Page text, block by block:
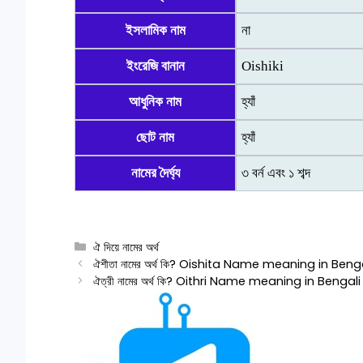
ইসলামিক নাম না
ইংরেজি বানান Oishiki
আধুনিক নাম হ্যাঁ
ছোট নাম হ্যাঁ
নামের দৈর্ঘ্য ৩ বর্ন এবং ১ শব্দ
Categories
ঐ দিয়ে নামের অর্থ
ঐশীতা নামের অর্থ কি? Oishita Name meaning in
ঐত্রী নামের অর্থ কি? Oithri Name meaning in Bengali